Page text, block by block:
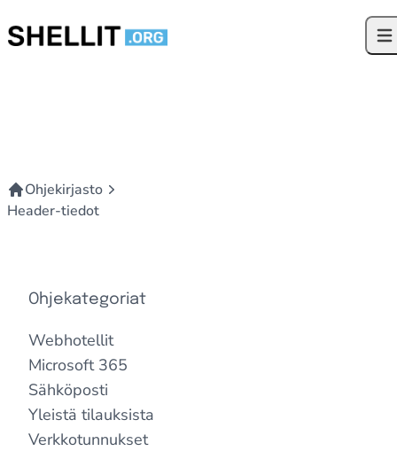
Ohjekirjasto
Header-tiedot
Ohjekategoriat
Webhotellit
Microsoft 365
Sähköposti
Yleistä tilauksista
Verkkotunnukset